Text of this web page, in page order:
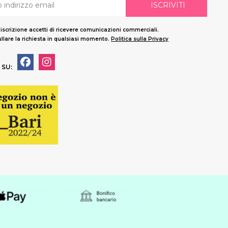
ISCRIVITI
accetti di ricevere comunicazioni commerciali.
la richiesta in qualsiasi momento. Politica sulla Privacy
SU: